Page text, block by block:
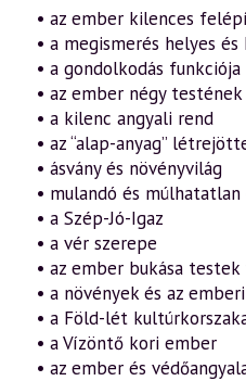
megnyilvánulása
érzéki
síkon
(1997.03.16.)
mennyiség
• az ember kilences
• a megismerés helyes
• a gondolkodás funkciója
• az ember négy
• a kilenc angyali rend
• az “alap-anyag”
• ásvány és növényvilág
• mulandó és
• a Szép-Jó-Igaz
• a vér szerepe
• az ember bukása
• a növények és az
• a Föld-lét
• a Vízöntő kori ember
• az ember és